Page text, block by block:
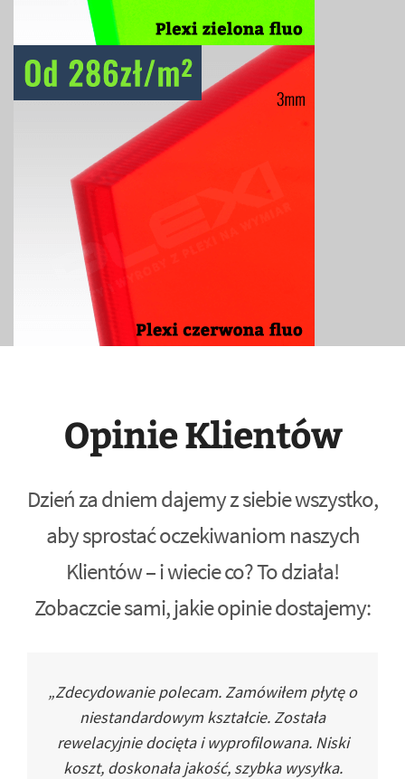
Opinie Klientów
Dzień za dniem dajemy z siebie wszystko,
aby sprostać oczekiwaniom naszych
Klientów – i wiecie co? To działa!
Zobaczcie sami, jakie opinie dostajemy:
„Zdecydowanie polecam. Zamówiłem płytę o
niestandardowym kształcie. Została
rewelacyjnie docięta i wyprofilowana. Niski
koszt, doskonała jakość, szybka wysyłka.